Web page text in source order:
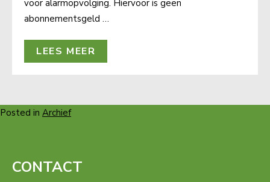
voor alarmop­vol­ging. Hier­voor is geen
abon­ne­ments­geld …
LEES MEER
Posted in Archief
CONTACT